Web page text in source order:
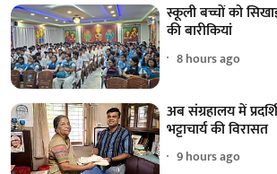
स्कूली बच्चों को
की बारीकियां
8 hours ago
अब संग्रहालय में
भट्टाचार्य की विरासत
9 hours ago